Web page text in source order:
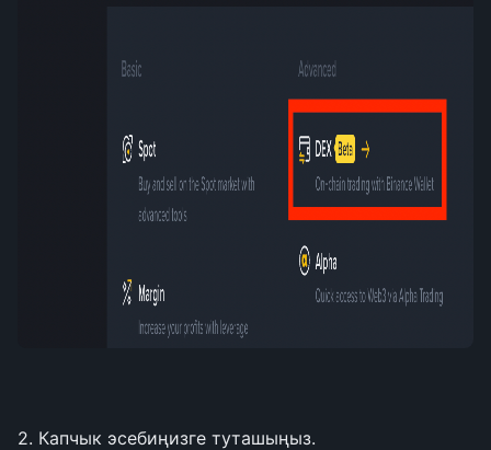
2. Капчык эсебиңизге туташыңыз.